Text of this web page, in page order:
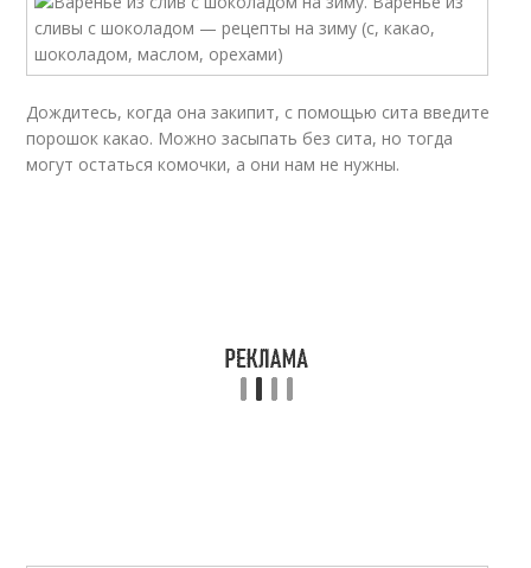
Дождитесь, когда она закипит, с помощью сита введите
порошок какао. Можно засыпать без сита, но тогда
могут остаться комочки, а они нам не нужны.